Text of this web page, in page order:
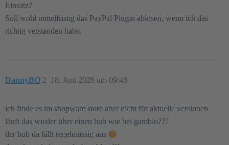
Einsatz?
Soll wohl mittelfristig das PayPal Plugin ablösen, wenn ich das
richtig verstanden habe.
DannyBO 18. Juni 2026 um 09:48
2
ich finde es im shopware store aber nicht für aktuelle versionen
läuft das wieder über einen hub wie bei gambio???
der hub da fällt regelmässig aus